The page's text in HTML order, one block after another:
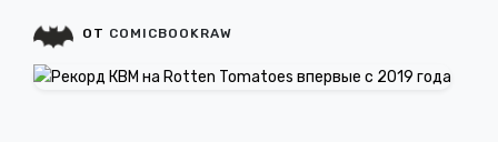
ОТ COMICBOOKRAW